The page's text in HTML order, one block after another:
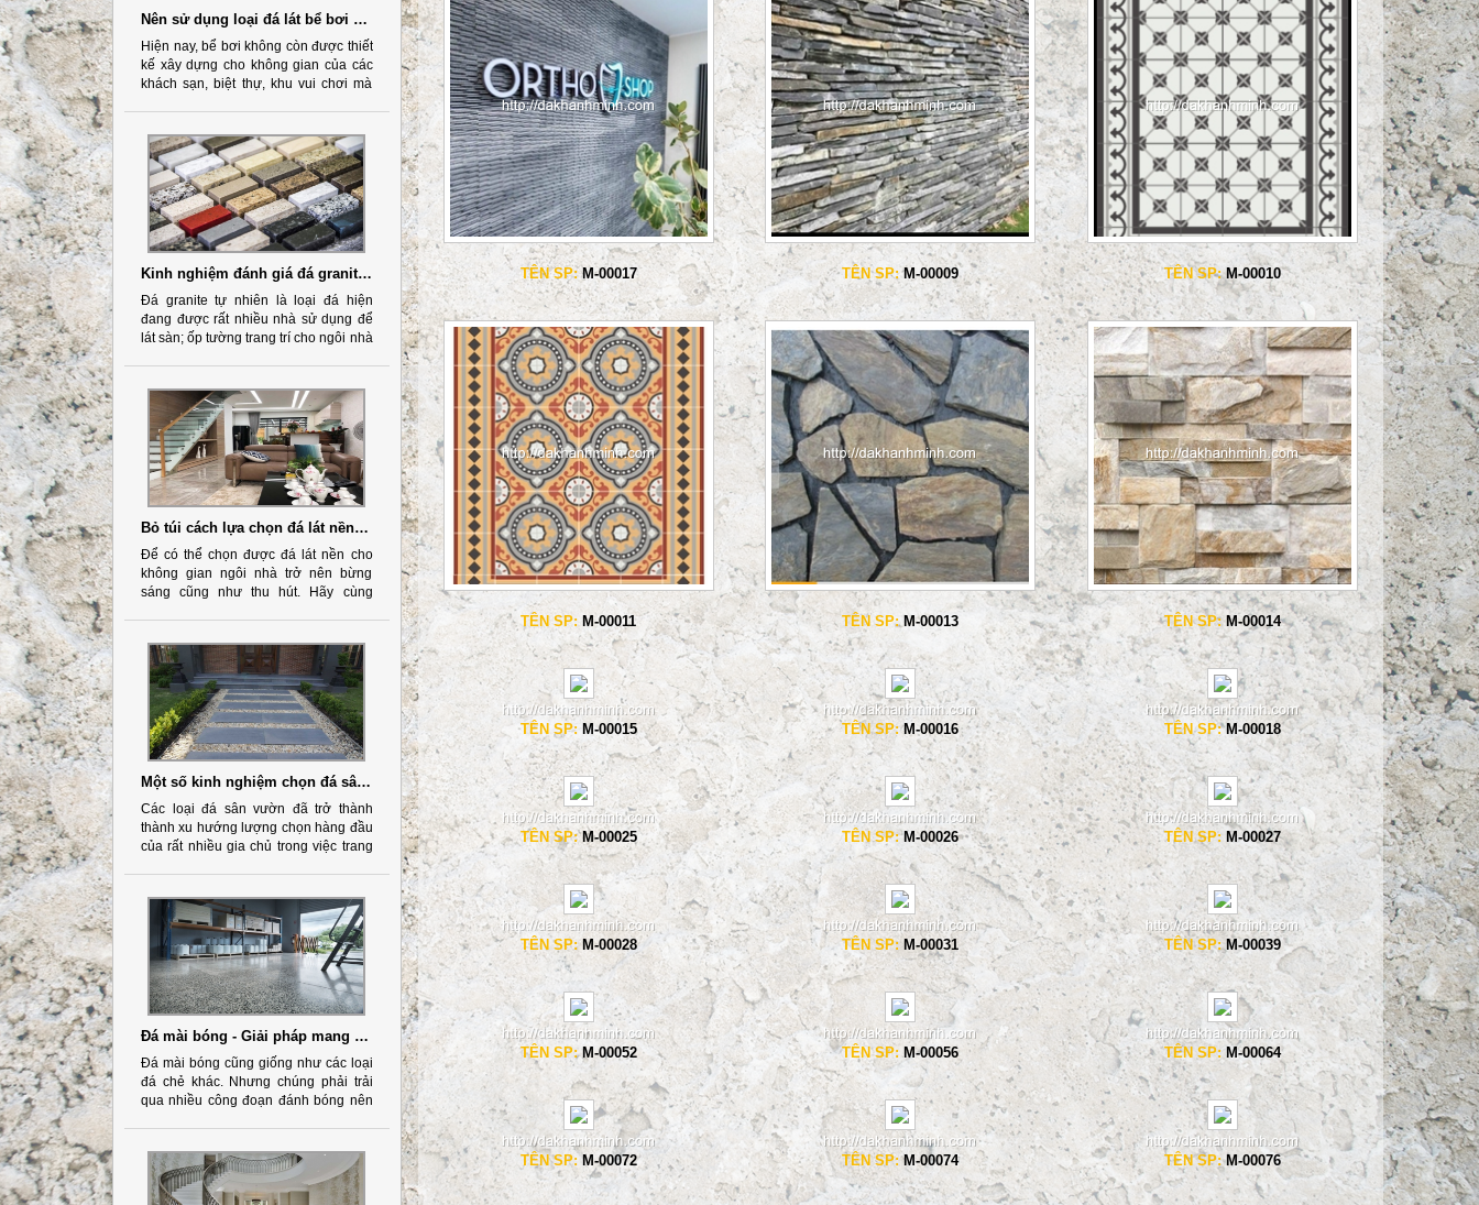
Nên sử dụng loại đá lát bể bơi nào phù hợp?
Hiện nay, bể bơi không còn được thiết
kế xây dựng cho không gian của các
khách sạn, biệt thự, khu vui chơi mà
Kinh nghiệm đánh giá đá granite tự nhiên chất lượng
Đá granite tự nhiên là loại đá hiện
đang được rất nhiều nhà sử dụng để
lát sàn; ốp tường trang trí cho ngôi nhà
thành không gian sang trọng. ngoài ra
sản phẩm còn rất bền; có thể tồn tại
qua nhiều năm nếu như bạn biết cách
chọn mua đá granite tự nhiên chất
lượng và chăm sóc đá đúng cách.
Bỏ túi cách lựa chọn đá lát nền siêu chuẩn
Để có thể chọn được đá lát nền cho
không gian ngôi nhà trở nên bừng
sáng cũng như thu hút. Hãy cùng
trọng hơn nữa.
Một số kinh nghiệm chọn đá sân vườn mà bạn cần quan tâm
Các loại đá sân vườn đã trở thành
thành xu hướng lượng chọn hàng đầu
của rất nhiều gia chủ trong việc trang
trang trí tự nhiên sẽ mang đến khuôn
viên sân đẹp, sang trọng.
Đá mài bóng - Giải pháp mang đến không gian sang trọng
Đá mài bóng cũng giống như các loại
đá chẻ khác. Nhưng chúng phải trải
qua nhiều công đoạn đánh bóng nên
TÊN SP:M-00017 TÊN SP:M-00009 TÊN SP:M-00010
TÊN SP: M-00011 TÊN SP:M-00013 TÊN SP:M-00014
TÊN SP:M-00015 TÊN SP:M-00016 TÊN SP:M-00018
TÊN SP:M-00025 TÊN SP:M-00026 TÊN SP:M-00027
TÊN SP:M-00028 TÊN SP: M-00031 TÊN SP:M-00039
TÊN SP:M-00052 TÊN SP: M-00056 TÊN SP:M-00064
TÊN SP:M-00072 TÊN SP:M-00074 TÊN SP:M-00076